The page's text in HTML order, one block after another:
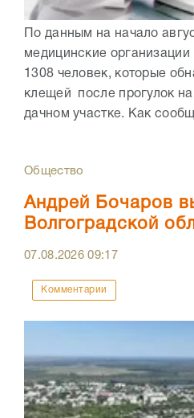
По данным на начало
медицинские организации
1308 человек, которые
клещей после прогулок
дачном участке. Как
Общество
Андрей Бочаров
Волгоградской
07.08.202609:17
Комментарии